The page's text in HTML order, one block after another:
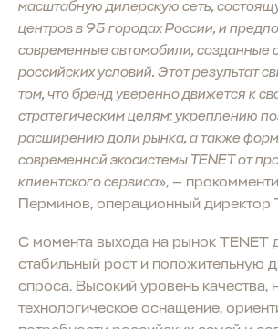
масштабную дилерскую сеть,
центров в 95 городах России, и
современные автомобили, созданные
российских условий. Этот результат
том, что бренд уверенно движется к
стратегическим целям: укреплению
расширению доли рынка, а также
современной экосистемы TENET от
клиентского сервиса», —
Перминов, операционный директор
С момента выхода на рынок TENET
стабильный рост и положительную
спроса. Высокий уровень качества,
технологическое оснащение,